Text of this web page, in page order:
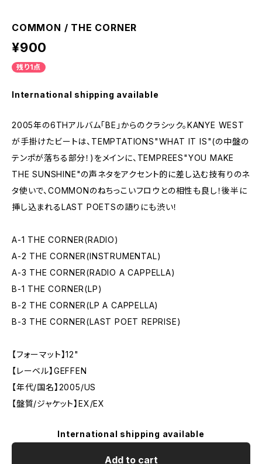
COMMON / THE CORNER
¥900
残り1点
International shipping available
2005年の6THアルバム「BE」からのクラシック。KANYE WEST
が手掛けたビートは、TEMPTATIONS"WHAT IT IS"(の中盤の
テンポが落ちる部分！)をメインに、TEMPREES"YOU MAKE
THE SUNSHINE"の声ネタをアクセント的に差し込む技有りのネ
タ使いで、COMMONのねちっこいフロウとの相性も良し！後半に
挿し込まれるLAST POETSの語りにも渋い！
A-1 THE CORNER(RADIO)
A-2 THE CORNER(INSTRUMENTAL)
A-3 THE CORNER(RADIO A CAPPELLA)
B-1 THE CORNER(LP)
B-2 THE CORNER(LP A CAPPELLA)
B-3 THE CORNER(LAST POET REPRISE)
【フォーマット】12"
【レーベル】GEFFEN
【年代/国名】2005/US
【盤質/ジャケット】EX/EX
International shipping available
Add to cart